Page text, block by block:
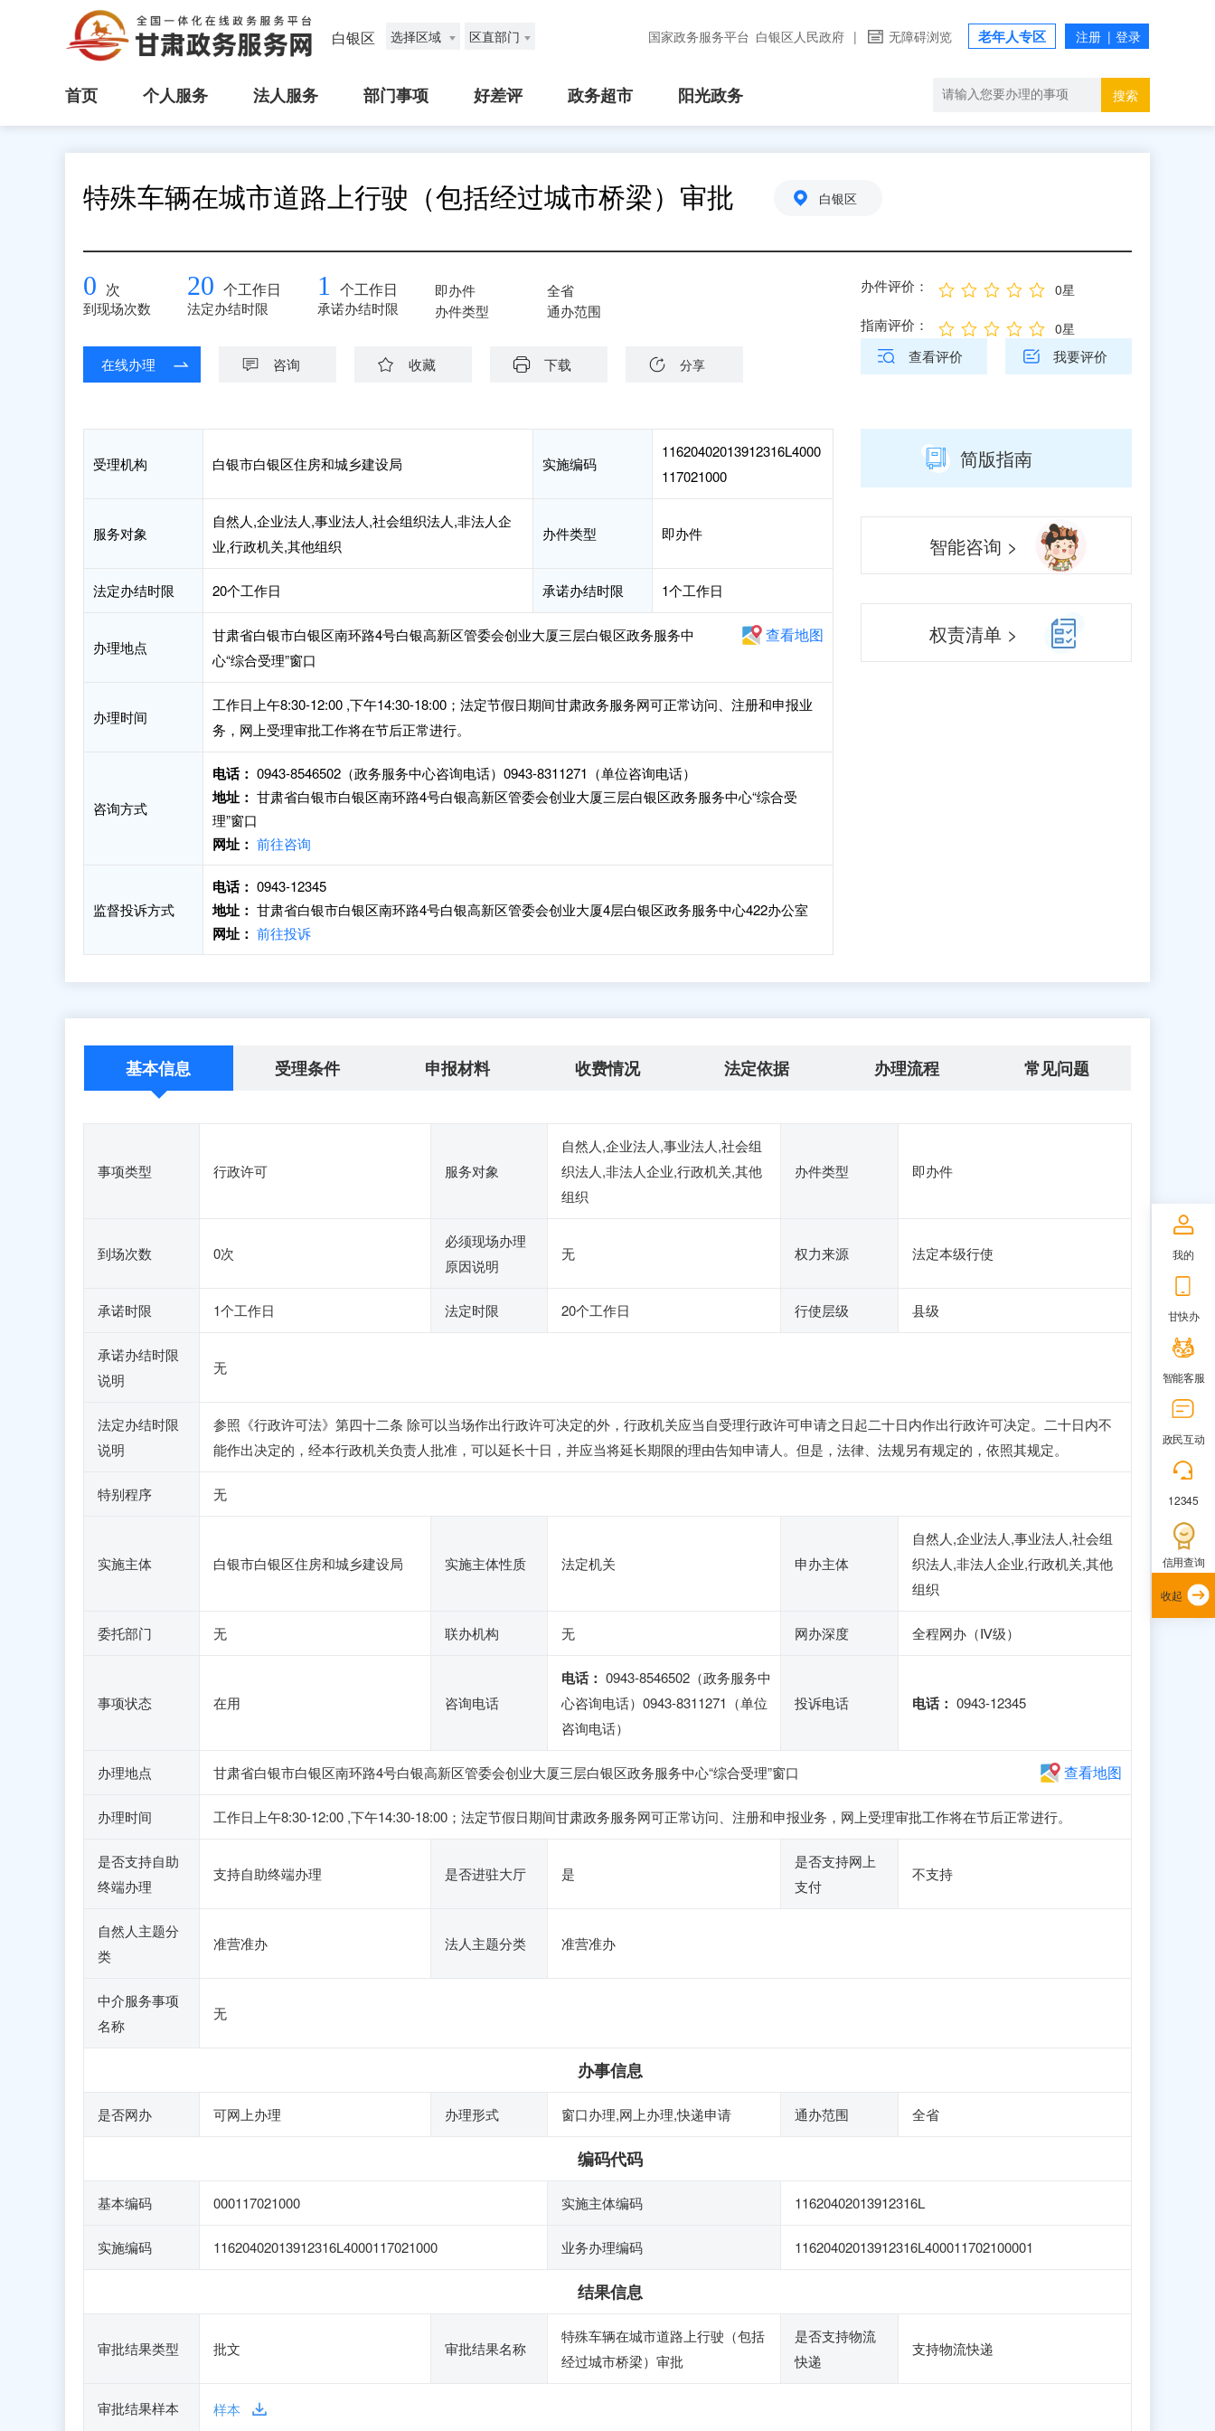
白银区 选择区域 区直部门 国家政务服务平台 白银区人民政府 | 无障碍浏览 老年人专区
首页 个人服务 法人服务 部门事项 好差评 政务超市 阳光政务 搜索
特殊车辆在城市道路上行驶（包括经过城市桥梁）审批 白银区
0 次
到现场次数
20 个工作日
法定办结时限
1 个工作日
承诺办结时限
即办件
办件类型
全省
通办范围
在线办理 咨询 收藏 下载 分享
办件评价： 0星
指南评价： 0星
查看评价 我要评价
受理机构 白银市白银区住房和城乡建设局 实施编码
11620402013912316L4000
117021000
服务对象
自然人,企业法人,事业法人,社会组织法人,非法人企
业,行政机关,其他组织
办件类型 即办件
法定办结时限 20个工作日 承诺办结时限 1个工作日
办理地点
甘肃省白银市白银区南环路4号白银高新区管委会创业大厦三层白银区政务服务中
心“综合受理”窗口
查看地图
办理时间
工作日上午8:30-12:00 ,下午14:30-18:00；法定节假日期间甘肃政务服务网可正常访问、注册和申报业
务，网上受理审批工作将在节后正常进行。
咨询方式
电话： 0943-8546502（政务服务中心咨询电话）0943-8311271（单位咨询电话）
地址： 甘肃省白银市白银区南环路4号白银高新区管委会创业大厦三层白银区政务服务中心“综合受
理”窗口
网址： 前往咨询
监督投诉方式
电话： 0943-12345
地址： 甘肃省白银市白银区南环路4号白银高新区管委会创业大厦4层白银区政务服务中心422办公室
网址： 前往投诉
简版指南
智能咨询 >
权责清单 >
基本信息 受理条件 申报材料 收费情况 法定依据 办理流程 常见问题
事项类型 行政许可 服务对象
自然人,企业法人,事业法人,社会组
织法人,非法人企业,行政机关,其他
组织
办件类型 即办件
到场次数 0次
必须现场办理
原因说明
无 权力来源 法定本级行使
承诺时限 1个工作日 法定时限 20个工作日 行使层级 县级
承诺办结时限
说明
无
法定办结时限
说明
参照《行政许可法》第四十二条 除可以当场作出行政许可决定的外，行政机关应当自受理行政许可申请之日起二十日内作出行政许可决定。二十日内不
能作出决定的，经本行政机关负责人批准，可以延长十日，并应当将延长期限的理由告知申请人。但是，法律、法规另有规定的，依照其规定。
特别程序 无
实施主体 白银市白银区住房和城乡建设局 实施主体性质 法定机关 申办主体
自然人,企业法人,事业法人,社会组
织法人,非法人企业,行政机关,其他
组织
委托部门 无 联办机构 无 网办深度 全程网办（Ⅳ级）
事项状态 在用 咨询电话
电话： 0943-8546502（政务服务中
心咨询电话）0943-8311271（单位
咨询电话）
投诉电话 电话： 0943-12345
办理地点 甘肃省白银市白银区南环路4号白银高新区管委会创业大厦三层白银区政务服务中心“综合受理”窗口 查看地图
办理时间 工作日上午8:30-12:00 ,下午14:30-18:00；法定节假日期间甘肃政务服务网可正常访问、注册和申报业务，网上受理审批工作将在节后正常进行。
是否支持自助
终端办理
支持自助终端办理 是否进驻大厅 是
是否支持网上
支付
不支持
自然人主题分
类
准营准办 法人主题分类 准营准办
中介服务事项
名称
无
办事信息
是否网办 可网上办理 办理形式 窗口办理,网上办理,快递申请 通办范围 全省
编码代码
基本编码 000117021000 实施主体编码 11620402013912316L
实施编码 11620402013912316L4000117021000 业务办理编码 11620402013912316L400011702100001
结果信息
审批结果类型 批文 审批结果名称
特殊车辆在城市道路上行驶（包括
经过城市桥梁）审批
是否支持物流
快递
支持物流快递
审批结果样本 样本
我的
甘快办
智能客服
政民互动
12345
信用查询
收起